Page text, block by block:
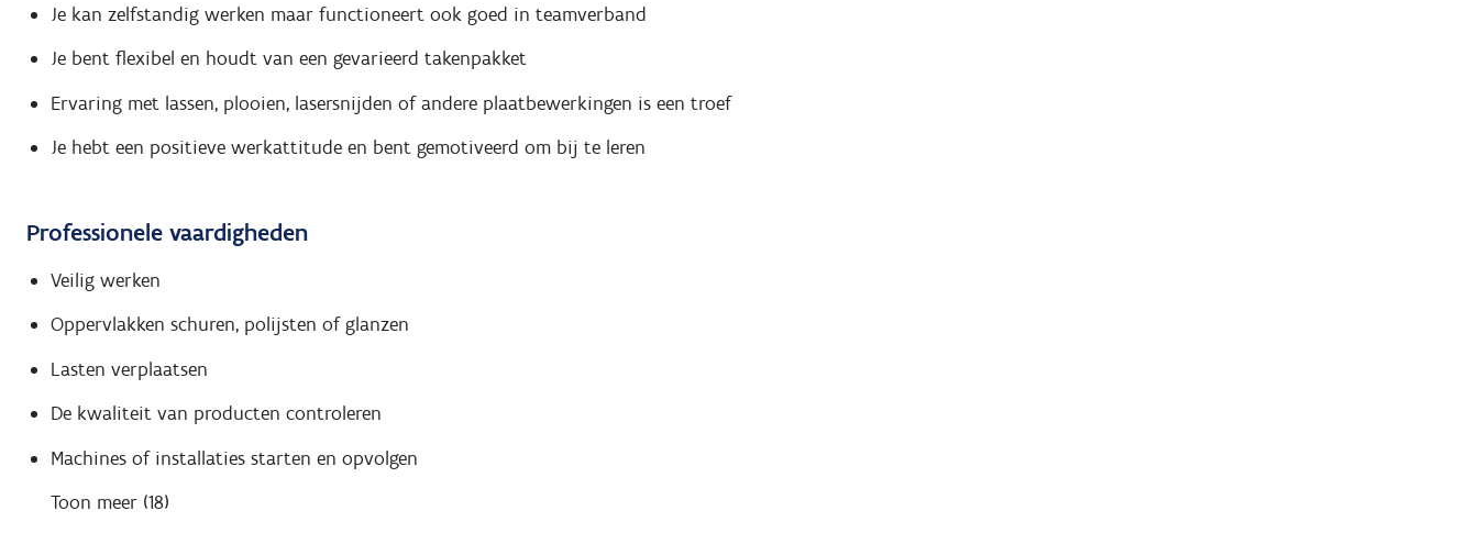
Je kan zelfstandig werken maar functioneert ook goed in teamverband
Je bent flexibel en houdt van een gevarieerd takenpakket
Ervaring met lassen, plooien, lasersnijden of andere plaatbewerkingen is een troef
Je hebt een positieve werkattitude en bent gemotiveerd om bij te leren
Professionele vaardigheden
Veilig werken
Oppervlakken schuren, polijsten of glanzen
Lasten verplaatsen
De kwaliteit van producten controleren
Machines of installaties starten en opvolgen
Toon meer (18)